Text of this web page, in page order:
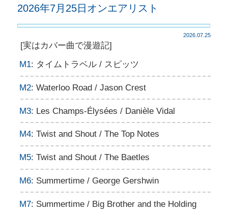
2026年7月25日オンエアリスト
2026.07.25
[実はカバー曲で漫遊記]
M1: タイムトラベル / スピッツ
M2: Waterloo Road / Jason Crest
M3: Les Champs-Élysées / Danièle Vidal
M4: Twist and Shout / The Top Notes
M5: Twist and Shout / The Baetles
M6: Summertime / George Gershwin
M7: Summertime / Big Brother and the Holding